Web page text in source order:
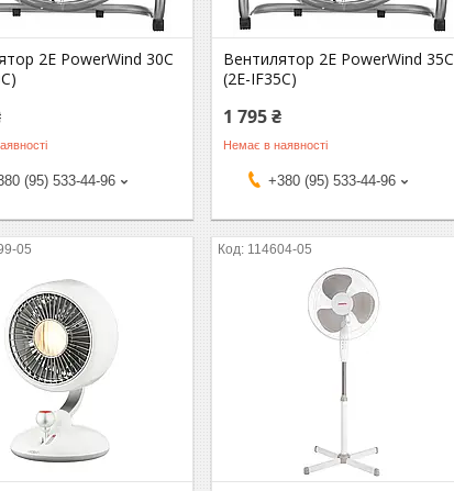
2E PowerWind 30C
(95) 533-44-96
Вентилятор 2E PowerWind 35C
(2E-IF35C)
1 795 ₴
Немає в наявності
+380 (95) 533-44-96
05 114604-05